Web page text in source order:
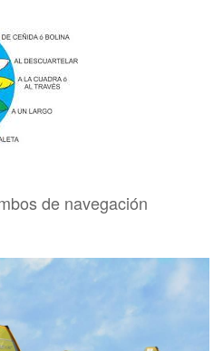
de navegación